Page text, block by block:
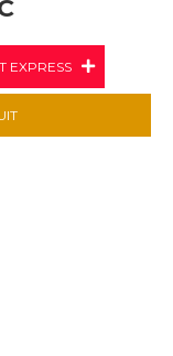
EXPRESS